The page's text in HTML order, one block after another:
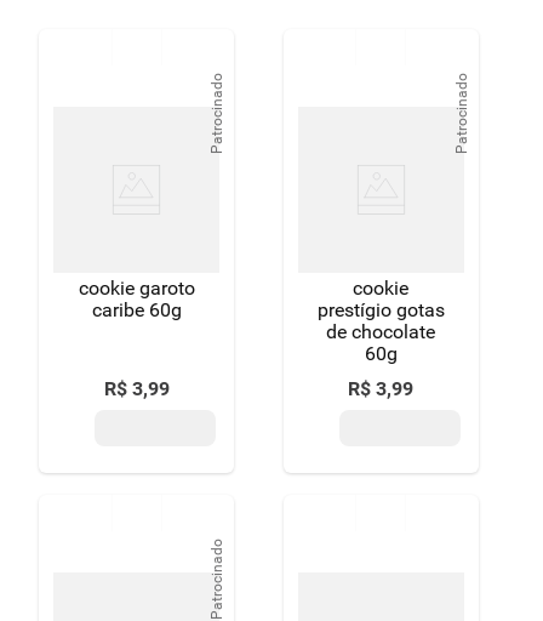
Patrocinado
cookie garoto
caribe 60g
R$ 3,99
Patrocinado
cookie
prestígio gotas
de chocolate
60g
R$ 3,99
Patrocinado
chocolate